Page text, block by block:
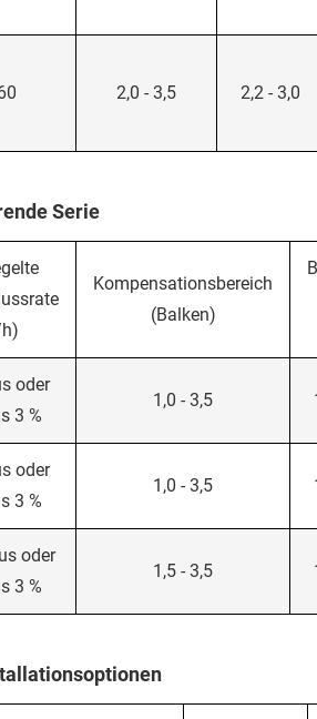
2,0 - 3,5 2,2 - 3,0
Serie
Kompensationsbereich
(Balken)
oder
3 %
1,0 - 3,5
oder
3 %
1,0 - 3,5
oder
3 %
1,5 - 3,5